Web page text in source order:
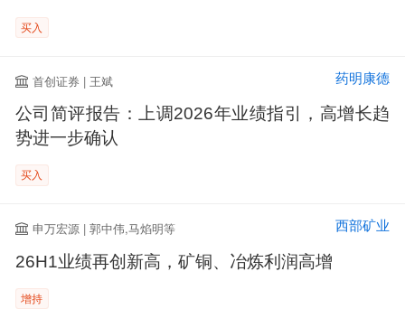
买入
首创证券 | 王斌 药明康德
公司简评报告：上调2026年业绩指引，高增长趋
势进一步确认
买入
申万宏源 | 郭中伟,马焰明等 西部矿业
26H1业绩再创新高，矿铜、冶炼利润高增
增持